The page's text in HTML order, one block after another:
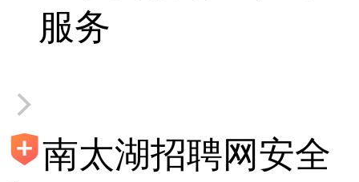
服务
南太湖招聘网安全